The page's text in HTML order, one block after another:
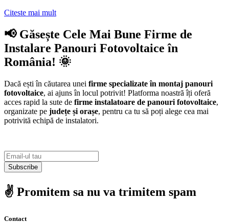
Citeste mai mult
📢 Găsește Cele Mai Bune Firme de
Instalare Panouri Fotovoltaice în
România! 🌞
Dacă ești în căutarea unei firme specializate în montaj panouri
fotovoltaice, ai ajuns în locul potrivit! Platforma noastră îți oferă
acces rapid la sute de firme instalatoare de panouri fotovoltaice,
organizate pe județe și orașe, pentru ca tu să poți alege cea mai
potrivită echipă de instalatori.
Subscribe
✌️ Promitem sa nu va trimitem spam
Contact